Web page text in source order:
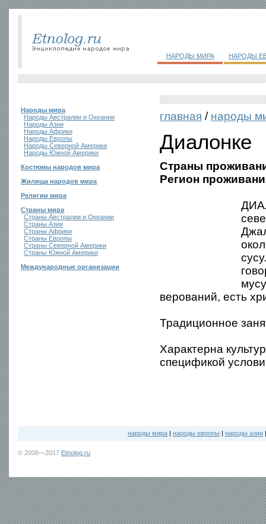
НАРОДЫ МИРА НАРОДЫ
Народы мира
Народы Австралии и Океании
Народы Азии
Народы Африки
Народы Европы
Народы Северной Америки
Народы Южной Америки
Костюмы народов мира
Жилища народов мира
Религии мира
Страны мира
Страны Австралии и Океании
Страны Азии
Страны Африки
Страны Европы
Страны Северной Америки
Страны Южной Америки
Международные организации
главная / народы
Диалонке
Страны
Регион
верований, есть
Традиционное
Характерна
спецификой
народы мира | народы европы | народы азии
© 2008—2017 Etnolog.ru